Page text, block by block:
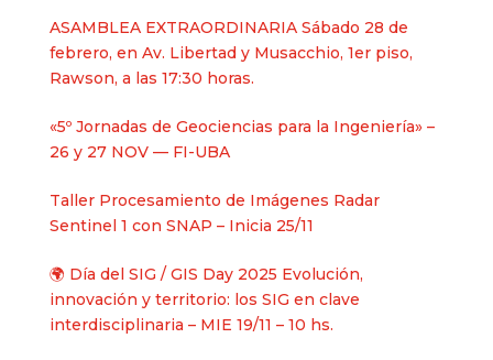
ASAMBLEA EXTRAORDINARIA Sábado 28 de
febrero, en Av. Libertad y Musacchio, 1er piso,
Rawson, a las 17:30 horas.
«5º Jornadas de Geociencias para la Ingeniería» –
26 y 27 NOV — FI-UBA
Taller Procesamiento de Imágenes Radar
Sentinel 1 con SNAP – Inicia 25/11
🌍 Día del SIG / GIS Day 2025 Evolución,
innovación y territorio: los SIG en clave
interdisciplinaria – MIE 19/11 – 10 hs.